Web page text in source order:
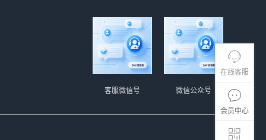
在线客服
会员中心
微信公众号
客服微信号